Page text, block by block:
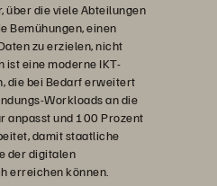
über die viele Abteilungen
Bemühungen, einen
zu erzielen, nicht
ist eine moderne IKT-
die bei Bedarf erweitert
Workloads an die
und 100 Prozent
damit staatliche
der digitalen
erreichen können.